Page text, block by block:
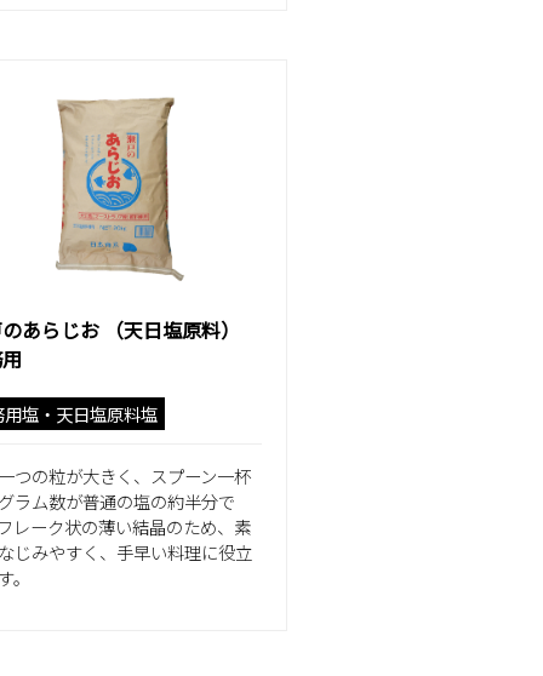
あらじお （天日塩原料）
用塩・天日塩原料塩
つの粒が大きく、スプーン一杯
ラム数が普通の塩の約半分で
レーク状の薄い結晶のため、素
じみやすく、手早い料理に役立
。